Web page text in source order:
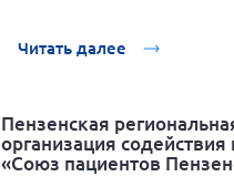
Читать далее
Пензенская
организация
«Союз пациентов